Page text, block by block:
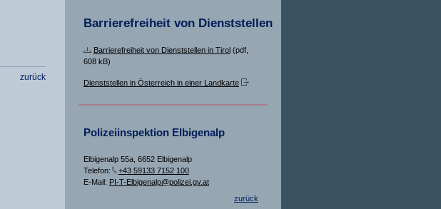
zurück
Barrierefreiheit von Dienststellen
Barrierefreiheit von Dienststellen in Tirol (pdf,
608 kB)
Dienststellen in Österreich in einer Landkarte
Polizeiinspektion Elbigenalp
Elbigenalp 55a, 6652 Elbigenalp
Telefon:
+43 59133 7152 100
E-Mail: PI-T-Elbigenalp@polizei.gv.at
zurück